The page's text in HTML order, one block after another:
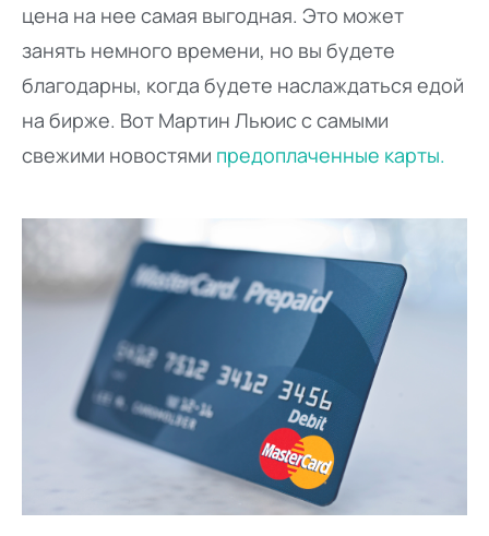
цена на нее самая выгодная. Это может
занять немного времени, но вы будете
благодарны, когда будете наслаждаться едой
на бирже. Вот Мартин Льюис с самыми
свежими новостями предоплаченные карты.